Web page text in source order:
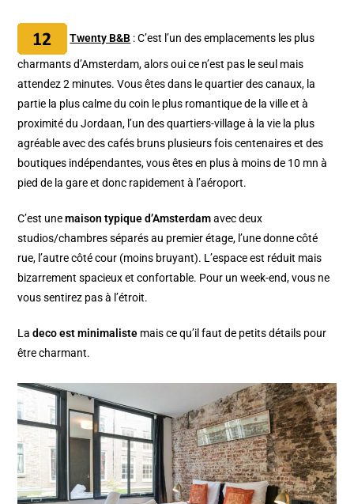
Twenty B&B : C’est l’un des emplacements les plus
charmants d’Amsterdam, alors oui ce n’est pas le seul mais
attendez 2 minutes. Vous êtes dans le quartier des canaux, la
partie la plus calme du coin le plus romantique de la ville et à
proximité du Jordaan, l’un des quartiers-village à la vie la plus
agréable avec des cafés bruns plusieurs fois centenaires et des
boutiques indépendantes, vous êtes en plus à moins de 10 mn à
pied de la gare et donc rapidement à l’aéroport.
C’est unemaison typique d’Amsterdamavec deux
studios/chambres séparés au premier étage, l’une donne côté
rue, l’autre côté cour (moins bruyant). L’espace est réduit mais
bizarrement spacieux et confortable. Pour un week-end, vous ne
vous sentirez pas à l’étroit.
Ladeco est minimaliste mais ce qu’il faut de petits détails pour
être charmant.